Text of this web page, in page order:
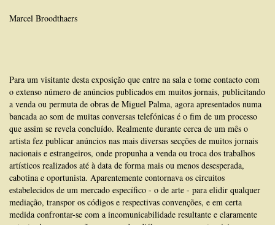
Marcel Broodthaers
Para um visitante desta exposição que entre na sala e tome contacto com
o extenso número de anúncios publicados em muitos jornais, publi­citando
a venda ou permuta de obras de Miguel Palma, agora apre­sentados numa
bancada ao som de muitas conversas telefónicas é o fim de um processo
que assim se revela concluído. Realmente durante cerca de um mês o
artista fez publicar anúncios nas mais diversas secções de muitos jornais
nacionais e estran­geiros, onde propunha a venda ou troca dos trabalhos
artísticos reali­zados até à data de forma mais ou menos desesperada,
cabotina e oportunista. Aparentemente contor­nava os circuitos
estabelecidos de um mercado específico - o de arte - para elidir qualquer
mediação, transpor os códigos e respectivas convenções, e em certa
medida confrontar-se com a incomunicabilidade resultante e claramente